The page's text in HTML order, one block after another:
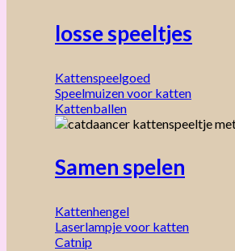
losse speeltjes
Kattenspeelgoed
Speelmuizen voor katten
Kattenballen
Samen spelen
Kattenhengel
Laserlampje voor katten
Catnip